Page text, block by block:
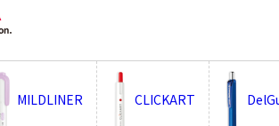
MILDLINER CLICKART